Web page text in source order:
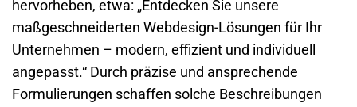
hervorheben, etwa: „Entdecken Sie unsere
maßgeschneiderten Webdesign-Lösungen für Ihr
Unternehmen – modern, effizient und individuell
angepasst.“ Durch präzise und ansprechende
Formulierungen schaffen solche Beschreibungen